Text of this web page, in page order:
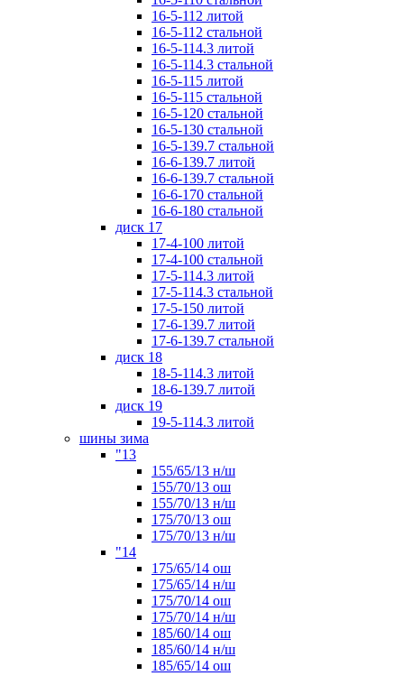
16-5-112 литой
16-5-112 стальной
16-5-114.3 литой
16-5-114.3 стальной
16-5-115 литой
16-5-115 стальной
16-5-120 стальной
16-5-130 стальной
16-5-139.7 стальной
16-6-139.7 литой
16-6-139.7 стальной
16-6-170 стальной
16-6-180 стальной
диск 17
17-4-100 литой
17-4-100 стальной
17-5-114.3 литой
17-5-114.3 стальной
17-5-150 литой
17-6-139.7 литой
17-6-139.7 стальной
диск 18
18-5-114.3 литой
18-6-139.7 литой
диск 19
19-5-114.3 литой
шины зима
"13
155/65/13 н/ш
155/70/13 ош
155/70/13 н/ш
175/70/13 ош
175/70/13 н/ш
"14
175/65/14 ош
175/65/14 н/ш
175/70/14 ош
175/70/14 н/ш
185/60/14 ош
185/60/14 н/ш
185/65/14 ош